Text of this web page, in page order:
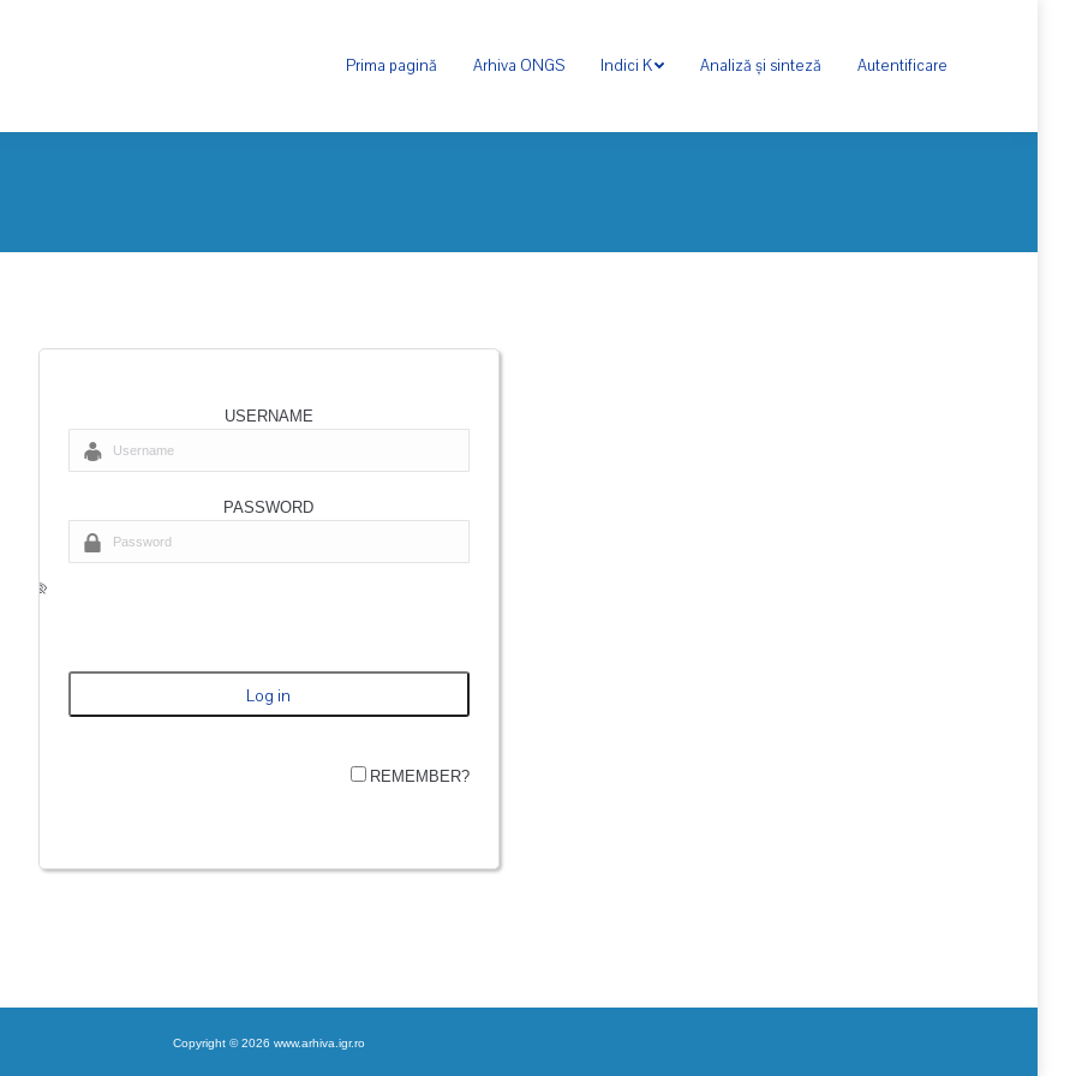
Prima pagină Arhiva ONGS Indici K Analiză și sinteză Autentificare
USERNAME
PASSWORD
REMEMBER?
Copyright © 2026 www.arhiva.igr.ro